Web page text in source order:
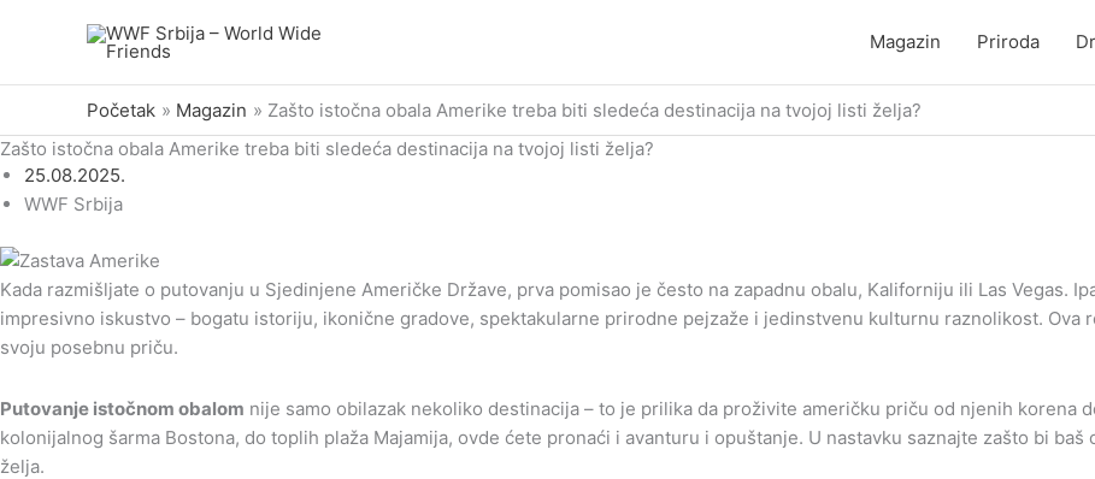
Magazin Priroda
Početak Magazin
Zašto istočna obala Amerike treba biti sledeća destinacija na tvojoj listi želja?
Zašto istočna obala Amerike treba biti sledeća destinacija na tvojoj listi želja?
25.08.2025.
WWF Srbija
Kada razmišljate o putovanju u Sjedinjene Američke Države, prva pomisao je često na zapadnu obalu, Kaliforniju ili Las Vegas.
impresivno iskustvo – bogatu istoriju, ikonične gradove, spektakularne prirodne pejzaže i jedinstvenu kulturnu raznolikost. Ova
svoju posebnu priču.
Putovanje istočnom obalom nije samo obilazak nekoliko destinacija – to je prilika da proživite američku priču od njenih korena
kolonijalnog šarma Bostona, do toplih plaža Majamija, ovde ćete pronaći i avanturu i opuštanje. U nastavku saznajte zašto bi
želja.